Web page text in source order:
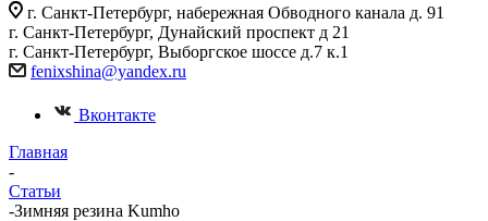
г. Санкт-Петербург, набережная Обводного канала д. 91
г. Санкт-Петербург, Дунайский проспект д 21
г. Санкт-Петербург, Выборгское шоссе д.7 к.1
fenixshina@yandex.ru
Вконтакте
Главная
-
Статьи
-Зимняя резина Kumho